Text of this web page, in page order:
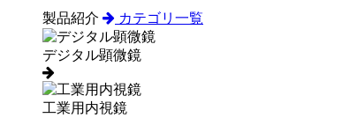
製品紹介 カテゴリ一覧
デジタル顕微鏡
工業用内視鏡